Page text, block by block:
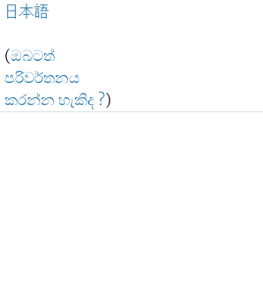
日本語
(ඔබටත්
පරිවර්තනය
කරන්න හැකිද ?)